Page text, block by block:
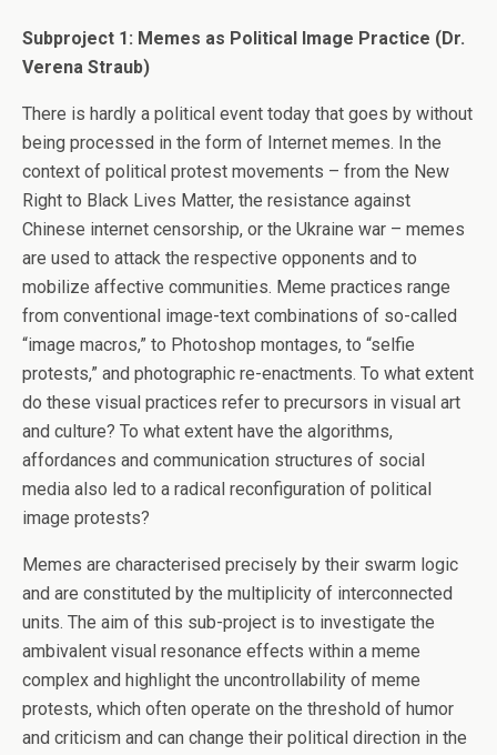
Subproject 1: Memes as Political Image Practice (Dr.
Verena Straub)
There is hardly a political event today that goes by without
being processed in the form of Internet memes. In the
context of political protest movements – from the New
Right to Black Lives Matter, the resistance against
Chinese internet censorship, or the Ukraine war – memes
are used to attack the respective opponents and to
mobilize affective communities. Meme practices range
from conventional image-text combinations of so-called
“image macros,” to Photoshop montages, to “selfie
protests,” and photographic re-enactments. To what extent
do these visual practices refer to precursors in visual art
and culture? To what extent have the algorithms,
affordances and communication structures of social
media also led to a radical reconfiguration of political
image protests?
Memes are characterised precisely by their swarm logic
and are constituted by the multiplicity of interconnected
units. The aim of this sub-project is to investigate the
ambivalent visual resonance effects within a meme
complex and highlight the uncontrollability of meme
protests, which often operate on the threshold of humor
and criticism and can change their political direction in the